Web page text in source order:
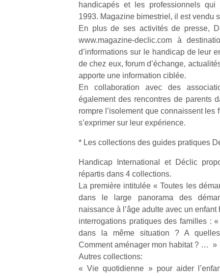
handicapés et les professionnels qui
1993. Magazine bimestriel, il est vendu
En plus de ses activités de presse,
www.magazine-declic.com à
d’informations sur le handicap de leur
de chez eux, forum d’échange,
apporte une information ciblée.
En collaboration avec des
également des rencontres de parents
rompre l’isolement que connaissent les
s’exprimer sur leur expérience.
* Les collections des guides pratiques
Handicap International et Déclic
répartis dans 4 collections.
La première intitulée « Toutes les
dans le large panorama des
naissance à l’âge adulte avec un
interrogations pratiques des familles :
dans la même situation ? A
Comment aménager mon habitat ? … »
Autres collections:
« Vie quotidienne » pour aider
NextGen,
une
nouvelle
trottinette
mécanique
Beeper
enfants
débordent
d’énergie.
Varier les
occupations
n’est pas
toujours
simple.
Conjuguer
activité
trampolines
pour les
Durant les
estivales
et avec le
retour des
beaux
l’occasion
rêvée
pour les
enfants
de